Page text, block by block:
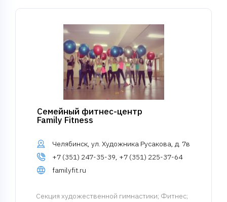
Семейный фитнес-центр
Family Fitness
Челябинск, ул. Художника Русакова, д. 7в
+7 (351) 247-35-39, +7 (351) 225-37-64
familyfit.ru
Cекция художественной гимнастики; Фитнес;